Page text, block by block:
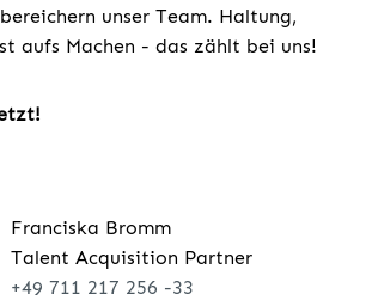
unser Team. Haltung,
aufs Machen - das zählt bei uns!
Franciska Bromm
Talent Acquisition Partner
+49 711 217 256 -33